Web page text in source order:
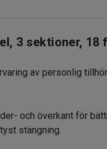
3 sektioner, 18
av personlig
och överkant för
stängning.